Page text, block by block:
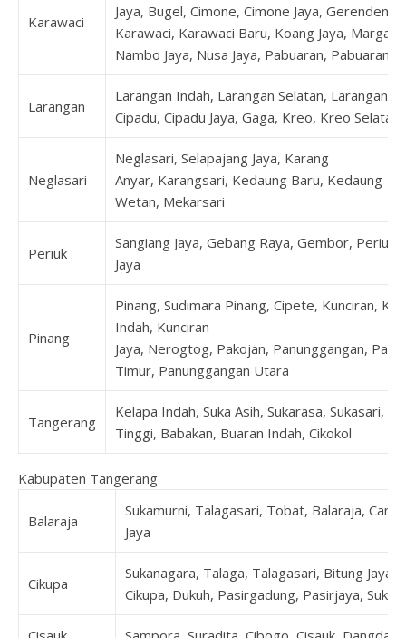
Karawaci
Jaya, Bugel, Cimone, Cimone Jaya, Gerendeng,
Karawaci, Karawaci Baru, Koang Jaya,
Nambo Jaya, Nusa Jaya, Pabuaran, Pabuaran
Larangan
Larangan Indah, Larangan Selatan, Larangan
Cipadu, Cipadu Jaya, Gaga, Kreo, Kreo Selatan
Neglasari
Neglasari, Selapajang Jaya, Karang
Anyar, Karangsari, Kedaung Baru, Kedaung
Wetan, Mekarsari
Periuk
Sangiang Jaya, Gebang Raya, Gembor, Periuk,
Jaya
Pinang
Pinang, Sudimara Pinang, Cipete, Kunciran,
Indah, Kunciran
Jaya, Nerogtog, Pakojan, Panunggangan,
Timur, Panunggangan Utara
Tangerang
Kelapa Indah, Suka Asih, Sukarasa, Sukasari,
Tinggi, Babakan, Buaran Indah, Cikokol
Kabupaten Tangerang
Balaraja
Sukamurni, Talagasari, Tobat, Balaraja,
Jaya
Cikupa
Sukanagara, Talaga, Talagasari, Bitung
Cikupa, Dukuh, Pasirgadung, Pasirjaya,